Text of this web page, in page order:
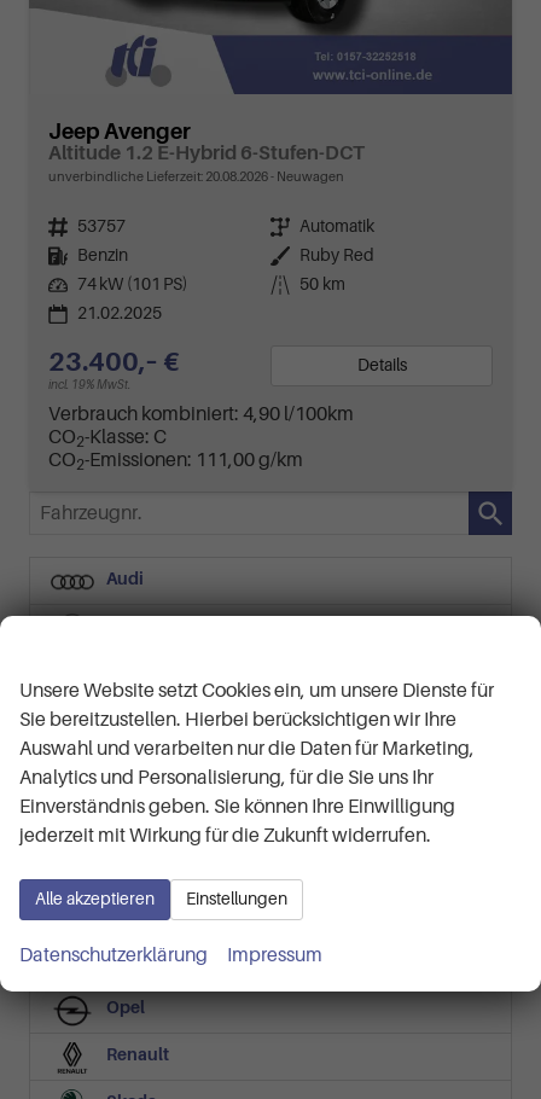
Jeep Avenger
Altitude 1.2 E-Hybrid 6-Stufen-DCT
unverbindliche Lieferzeit: 20.08.2026 Neuwagen
Fahrzeugnr. 53757 Getriebe Automatik
Kraftstoff
Benzin Außenfarbe
Ruby Red
Leistung 74 kW (101 PS) Kilometerstand
50 km
21.02.2025
23.400,– €
incl. 19% MwSt.
Details
Verbrauch kombiniert: 4,90 l/100km
CO2-Klasse: C
CO2-Emissionen: 111,00 g/km
Fahrzeugnr.
Audi
Dacia
Ford
Hyundai
Avenger(3)
Altitude 1.2 E-Hybrid 6-Stufen-DCT
Opel
Renault
Unsere Website setzt Cookies ein, um unsere Dienste für
Sie bereitzustellen. Hierbei berücksichtigen wir Ihre
Auswahl und verarbeiten nur die Daten für Marketing,
Analytics und Personalisierung, für die Sie uns Ihr
Einverständnis geben. Sie können Ihre Einwilligung
jederzeit mit Wirkung für die Zukunft widerrufen.
Alle akzeptieren Einstellungen
Datenschutzerklärung Impressum